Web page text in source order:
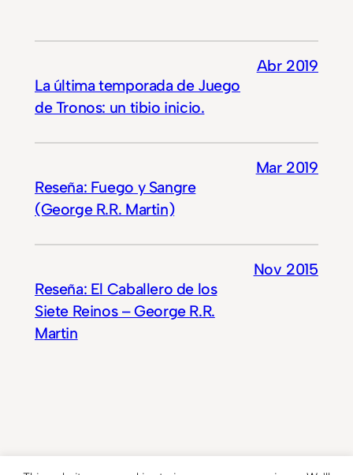
La última temporada de Juego
de Tronos: un tibio inicio.
Abr 2019
Reseña: Fuego y Sangre
(George R.R. Martin)
Mar 2019
Reseña: El Caballero de los
Siete Reinos – George R.R.
Martin
Nov 2015